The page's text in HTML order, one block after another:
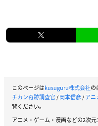
このページはkusuguru株式会社の
チカン奇跡調査官/岡本信彦/アニ
覧ください。
アニメ・ゲーム・漫画などの2次